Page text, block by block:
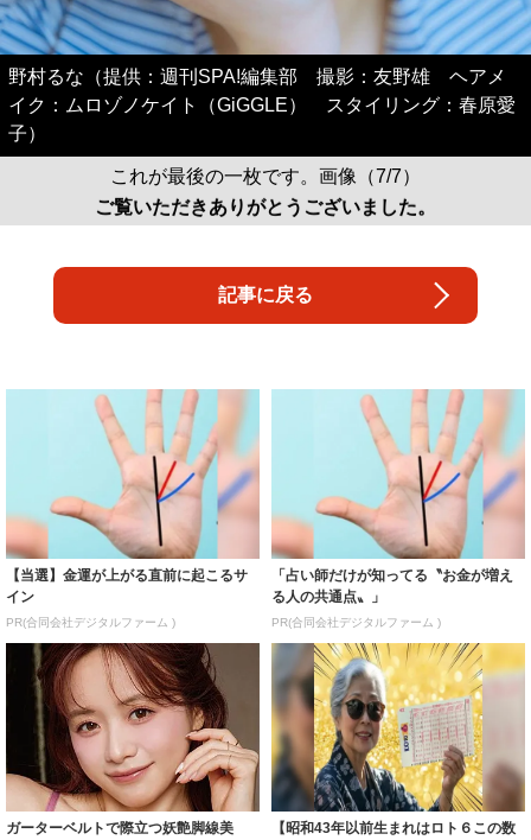
野村るな（提供：週刊SPA!編集部 撮影：友野雄 ヘアメ
イク：ムロゾノケイト（GiGGLE） スタイリング：春原愛
子）
これが最後の一枚です。画像（7/7）
ご覧いただきありがとうございました。
記事に戻る
【当選】金運が上がる直前に起こるサ
イン
PR(合同会社デジタルファーム )
「占い師だけが知ってる〝お金が増え
る人の共通点〟」
PR(合同会社デジタルファーム )
ガーターベルトで際立つ妖艶脚線美
【昭和43年以前生まれはロト６この数